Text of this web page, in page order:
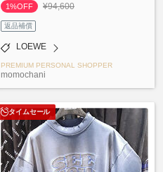
1%OFF
¥94,600
返品補償
LOEWE
PREMIUM PERSONAL SHOPPER
momochani
タイムセール